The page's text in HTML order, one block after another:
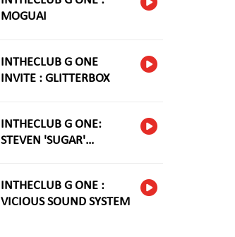
MOGUAI
INTHECLUB G ONE
INVITE : GLITTERBOX
INTHECLUB G ONE:
STEVEN 'SUGAR'
INTHECLUB G ONE :
VICIOUS SOUND SYSTEM